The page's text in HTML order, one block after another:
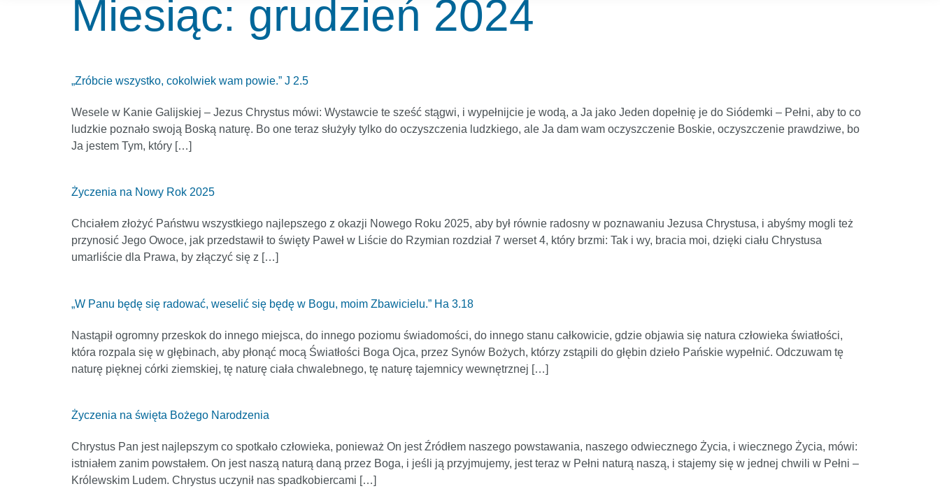
Miesiąc: grudzień 2024
„Zróbcie wszystko, cokolwiek wam powie.” J 2.5
Wesele w Kanie Galijskiej – Jezus Chrystus mówi: Wystawcie te sześć stągwi, i wypełnijcie je wodą, a Ja jako Jeden dopełnię je do Siódemki – Pełni, aby to co
ludzkie poznało swoją Boską naturę. Bo one teraz służyły tylko do oczyszczenia ludzkiego, ale Ja dam wam oczyszczenie Boskie, oczyszczenie prawdziwe, bo
Ja jestem Tym, który […]
Życzenia na Nowy Rok 2025
Chciałem złożyć Państwu wszystkiego najlepszego z okazji Nowego Roku 2025, aby był równie radosny w poznawaniu Jezusa Chrystusa, i abyśmy mogli też
przynosić Jego Owoce, jak przedstawił to święty Paweł w Liście do Rzymian rozdział 7 werset 4, który brzmi: Tak i wy, bracia moi, dzięki ciału Chrystusa
umarliście dla Prawa, by złączyć się z […]
„W Panu będę się radować, weselić się będę w Bogu, moim Zbawicielu.” Ha 3.18
Nastąpił ogromny przeskok do innego miejsca, do innego poziomu świadomości, do innego stanu całkowicie, gdzie objawia się natura człowieka światłości,
która rozpala się w głębinach, aby płonąć mocą Światłości Boga Ojca, przez Synów Bożych, którzy zstąpili do głębin dzieło Pańskie wypełnić. Odczuwam tę
naturę pięknej córki ziemskiej, tę naturę ciała chwalebnego, tę naturę tajemnicy wewnętrznej […]
Życzenia na święta Bożego Narodzenia
Chrystus Pan jest najlepszym co spotkało człowieka, ponieważ On jest Źródłem naszego powstawania, naszego odwiecznego Życia, i wiecznego Życia, mówi:
istniałem zanim powstałem. On jest naszą naturą daną przez Boga, i jeśli ją przyjmujemy, jest teraz w Pełni naturą naszą, i stajemy się w jednej chwili w Pełni –
Królewskim Ludem. Chrystus uczynił nas spadkobiercami […]